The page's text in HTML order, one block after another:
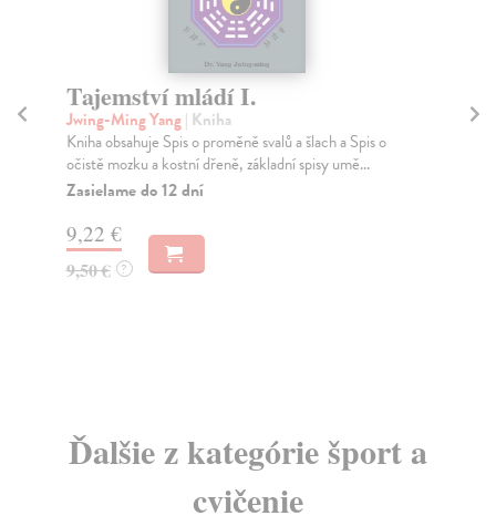
Tajemství mládí I.
Jwing-Ming Yang| Kniha
Kniha obsahuje Spis o proměně svalů a šlach a Spis o
očistě mozku a kostní dřeně, základní spisy umě...
Zasielame do 12 dní
9,22 €
9,50 € ?
Ďalšie z kategórie šport a
cvičenie